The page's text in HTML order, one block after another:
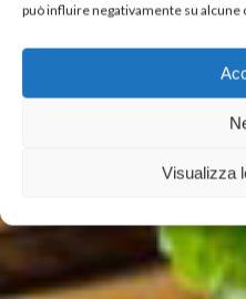
può influire negativamente su
Visualizza
Quality
and